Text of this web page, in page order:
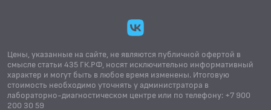
Цены, указанные на сайте, не являются публичной офертой в
смысле статьи 435 ГК.РФ, носят исключительно информативный
характер и могут быть в любое время изменены. Итоговую
стоимость необходимо уточнять у администратора в
лабораторно-диагностическом центре или по телефону: +7 900
200 30 59